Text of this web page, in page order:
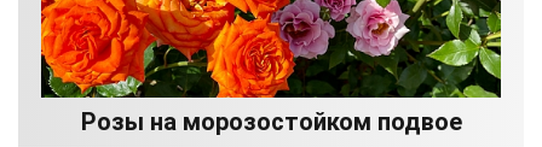
Розы на морозостойком подвое